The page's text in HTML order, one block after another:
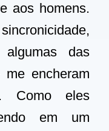
aos homens.
das
encheram
Como eles
em um